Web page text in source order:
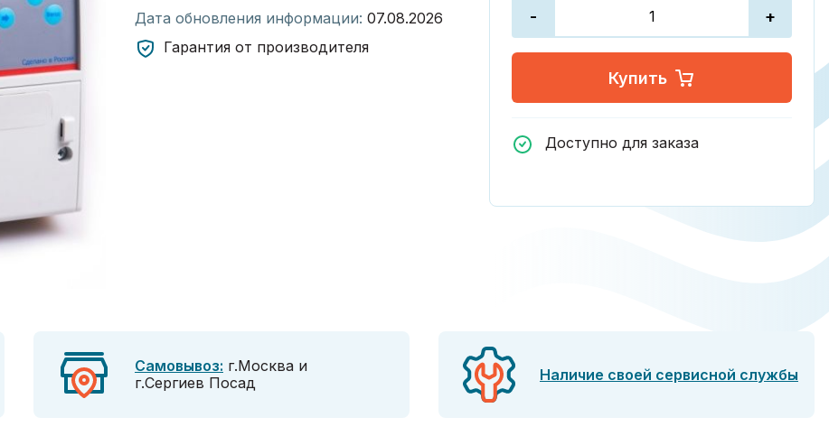
Дата обновления информации: 07.08.2026
Гарантия от производителя
- +
Купить
Доступно для заказа
Самовывоз: г.Москва и
г.Сергиев Посад
Наличие своей сервисной службы